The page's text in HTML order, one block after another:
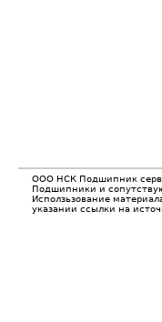
ООО НСК Подшипник
Подшипники и
Исползьзование
указании ссылки на